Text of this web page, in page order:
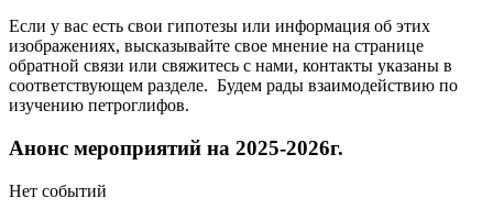
Если у вас есть свои гипотезы или информация об этих
изображениях, высказывайте свое мнение на странице
обратной связи или свяжитесь с нами, контакты указаны в
соответствующем разделе. Будем рады взаимодействию по
изучению петроглифов.
Анонс мероприятий на 2025-2026г.
Нет событий